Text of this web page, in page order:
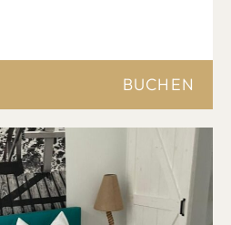
BUCHEN